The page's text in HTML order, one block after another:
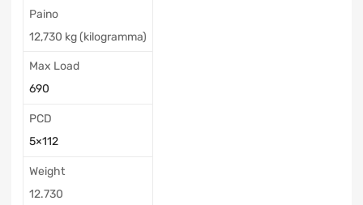
Paino
12,730 kg (kilogramma)
Max Load
690
PCD
5×112
Weight
12.730